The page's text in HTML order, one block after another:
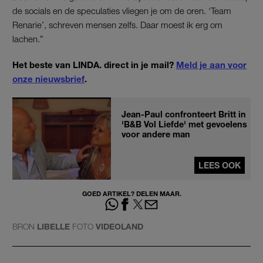
de socials en de speculaties vliegen je om de oren. ‘Team
Renarie’, schreven mensen zelfs. Daar moest ik erg om
lachen.”
Het beste van LINDA. direct in je mail? Meld je aan voor
onze nieuwsbrief.
Jean-Paul confronteert Britt in
'B&B Vol Liefde' met gevoelens
voor andere man
LEES OOK
GOED ARTIKEL? DELEN MAAR.
BRON LIBELLE FOTO VIDEOLAND